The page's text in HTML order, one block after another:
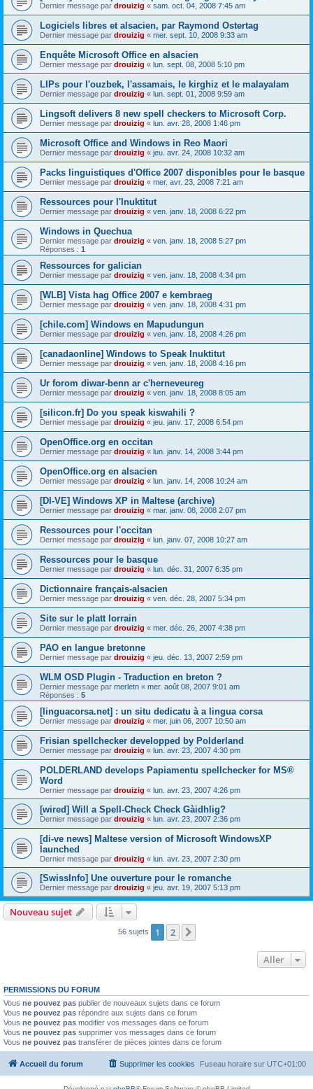
Dernier message par drouizig « sam. oct. 04, 2008 7:45 am
Logiciels libres et alsacien, par Raymond Ostertag
Dernier message par drouizig « mer. sept. 10, 2008 9:33 am
Enquête Microsoft Office en alsacien
Dernier message par drouizig « lun. sept. 08, 2008 5:10 pm
LIPs pour l'ouzbek, l'assamais, le kirghiz et le malayalam
Dernier message par drouizig « lun. sept. 01, 2008 9:59 am
Lingsoft delivers 8 new spell checkers to Microsoft Corp.
Dernier message par drouizig « lun. avr. 28, 2008 1:46 pm
Microsoft Office and Windows in Reo Maori
Dernier message par drouizig « jeu. avr. 24, 2008 10:32 am
Packs linguistiques d'Office 2007 disponibles pour le basque
Dernier message par drouizig « mer. avr. 23, 2008 7:21 am
Ressources pour l'Inuktitut
Dernier message par drouizig « ven. janv. 18, 2008 6:22 pm
Windows in Quechua
Dernier message par drouizig « ven. janv. 18, 2008 5:27 pm
Réponses : 1
Ressources for galician
Dernier message par drouizig « ven. janv. 18, 2008 4:34 pm
[WLB] Vista hag Office 2007 e kembraeg
Dernier message par drouizig « ven. janv. 18, 2008 4:31 pm
[chile.com] Windows en Mapudungun
Dernier message par drouizig « ven. janv. 18, 2008 4:26 pm
[canadaonline] Windows to Speak Inuktitut
Dernier message par drouizig « ven. janv. 18, 2008 4:16 pm
Ur forom diwar-benn ar c'herneveureg
Dernier message par drouizig « ven. janv. 18, 2008 8:05 am
[silicon.fr] Do you speak kiswahili ?
Dernier message par drouizig « jeu. janv. 17, 2008 6:54 pm
OpenOffice.org en occitan
Dernier message par drouizig « lun. janv. 14, 2008 3:44 pm
OpenOffice.org en alsacien
Dernier message par drouizig « lun. janv. 14, 2008 10:24 am
[DI-VE] Windows XP in Maltese (archive)
Dernier message par drouizig « mar. janv. 08, 2008 2:07 pm
Ressources pour l'occitan
Dernier message par drouizig « lun. janv. 07, 2008 10:27 am
Ressources pour le basque
Dernier message par drouizig « lun. déc. 31, 2007 6:35 pm
Dictionnaire français-alsacien
Dernier message par drouizig « ven. déc. 28, 2007 5:34 pm
Site sur le platt lorrain
Dernier message par drouizig « mer. déc. 26, 2007 4:38 pm
PAO en langue bretonne
Dernier message par drouizig « jeu. déc. 13, 2007 2:59 pm
WLM OSD Plugin - Traduction en breton ?
Dernier message par merletn « mer. août 08, 2007 9:01 am
Réponses : 5
[linguacorsa.net] : un situ dedicatu à a lingua corsa
Dernier message par drouizig « mer. juin 06, 2007 10:50 am
Frisian spellchecker developped by Polderland
Dernier message par drouizig « lun. avr. 23, 2007 4:30 pm
POLDERLAND develops Papiamentu spellchecker for MS®
Word
Dernier message par drouizig « lun. avr. 23, 2007 4:26 pm
[wired] Will a Spell-Check Check Gàidhlig?
Dernier message par drouizig « lun. avr. 23, 2007 2:36 pm
[di-ve news] Maltese version of Microsoft WindowsXP
launched
Dernier message par drouizig « lun. avr. 23, 2007 2:30 pm
[SwissInfo] Une ouverture pour le romanche
Dernier message par drouizig « jeu. avr. 19, 2007 5:13 pm
Nouveau sujet
56 sujets 1 2
Aller
PERMISSIONS DU FORUM
Vous ne pouvez pas publier de nouveaux sujets dans ce forum
Vous ne pouvez pas répondre aux sujets dans ce forum
Vous ne pouvez pas modifier vos messages dans ce forum
Vous ne pouvez pas supprimer vos messages dans ce forum
Vous ne pouvez pas transférer de pièces jointes dans ce forum
Accueil du forum Fuseau horaire sur UTC+01:00
Supprimer les cookies